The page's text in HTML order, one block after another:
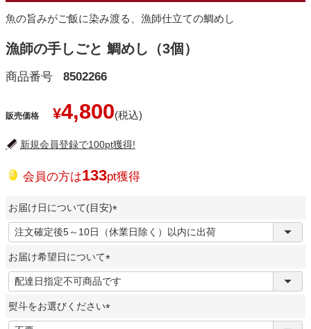
魚の旨みがご飯に染み渡る、漁師仕立ての鯛めし
漁師の手しごと 鯛めし（3個）
商品番号 8502266
販売価格 ¥4,800
新規会員登録で100pt獲得!
会員の方は133pt獲得
お届け日について(目安)
(
必
)
お届け希望日について
(
必
須
)
熨斗をお選びください